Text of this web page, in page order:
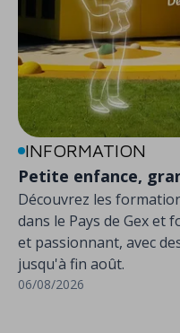
INFORMATION
Petite enfance,
Découvrez les
dans le Pays de Gex et
et passionnant, avec
jusqu'à fin août.
06/08/2026